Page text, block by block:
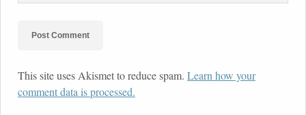
This site uses Akismet to reduce spam. Learn how your
comment data is processed.